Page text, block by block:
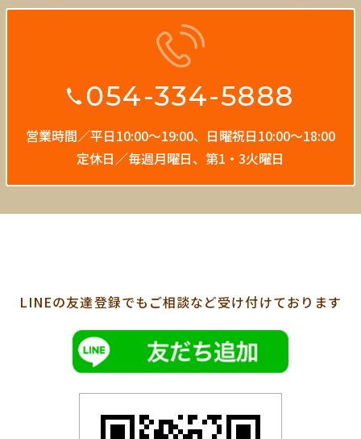
054-334-5888
営業時間／平日10:00〜19:00、 日曜祝日10:00〜18:00
定休日／毎週月曜日、第1・3火曜日
LINEの友達登録でも ご相談など受け付けております